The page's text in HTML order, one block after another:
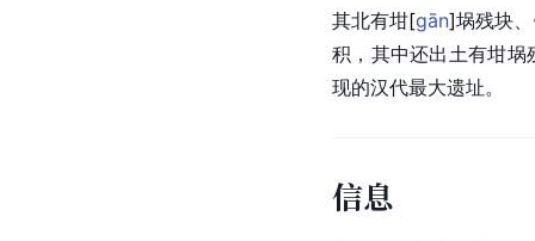
其北有坩[gān]埚残块
积，其中还出土有坩埚
现的汉代最大遗址。
信息